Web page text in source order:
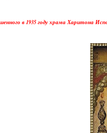
в 1935 году храма Харитона